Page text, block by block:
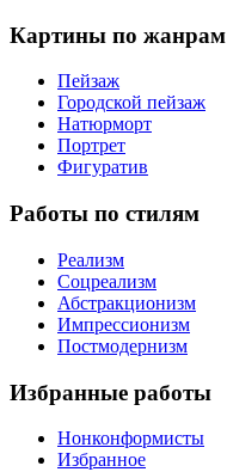
Картины по жанрам
Пейзаж
Городской пейзаж
Натюрморт
Портрет
Фигуратив
Работы по стилям
Реализм
Соцреализм
Абстракционизм
Импрессионизм
Постмодернизм
Избранные работы
Нонконформисты
Избранное